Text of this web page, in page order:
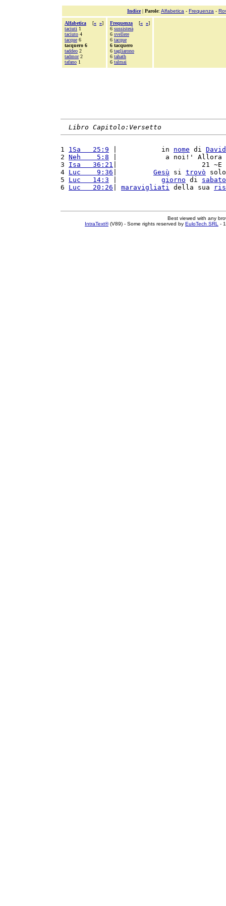
Indice| Parole: Alfabetica - Frequenza -
Alfabetica [« »]
taciuti 1
taciuto 4
tacque 6
tacquero 6
taddeo 2
tadmor2
tafano 1
Frequenza [« »]
6 sussisterà
6 svellere
6 tacque
6 tacquero
6 tagliarono
6 tahath
6 talmai
Libro Capitolo:Versetto
1 1Sa   25:9 |           in nome di
2 Neh    5:8 |            a noi!' Allora
3 Isa   36:21 |                     21 ~E
4 Luc    9:36 Gesù si trovò
5 Luc   14:3 giorno di sabato
6 Luc   20:26 maravigliati della sua
Best viewed with any
IntraText®(V89) - Some rights reserved by EuloTech SRL -